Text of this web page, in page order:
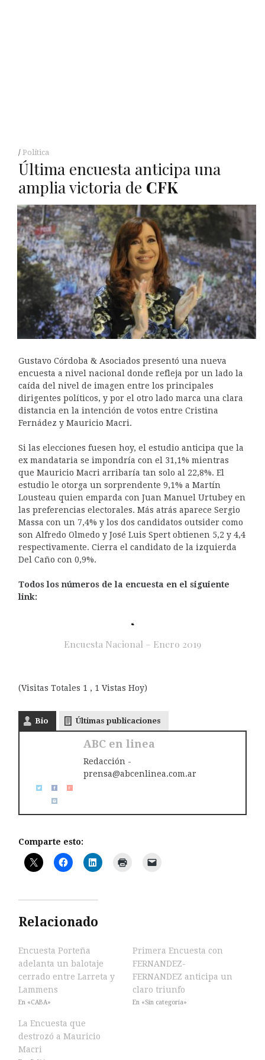
Política
Última encuesta anticipa una
amplia victoria de CFK
Gustavo Córdoba & Asociados presentó una nueva
encuesta a nivel nacional donde refleja por un lado la
caída del nivel de imagen entre los principales
dirigentes políticos, y por el otro lado marca una clara
distancia en la intención de votos entre Cristina
Fernádez y Mauricio Macri.
Si las elecciones fuesen hoy, el estudio anticipa que la
ex mandataria se impondría con el 31,1% mientras
que Mauricio Macri arribaría tan solo al 22,8%. El
estudio le otorga un sorprendente 9,1% a Martín
Lousteau quien emparda con Juan Manuel Urtubey en
las preferencias electorales. Más atrás aparece Sergio
Massa con un 7,4% y los dos candidatos outsider como
son Alfredo Olmedo y José Luis Spert obtienen 5,2 y 4,4
respectivamente. Cierra el candidato de la izquierda
Del Caño con 0,9%.
Todos los números de la encuesta en el siguiente
link:
Encuesta Nacional – Enero 2019
(Visitas Totales 1 , 1 Vistas Hoy)
Bio Últimas publicaciones
ABC en linea
Redacción -
prensa@abcenlinea.com.ar
Comparte esto:
Relacionado
Encuesta Porteña
adelanta un balotaje
cerrado entre Larreta y
Lammens
En «CABA»
Primera Encuesta con
FERNANDEZ-
FERNANDEZ anticipa un
claro triunfo
En «Sin categoría»
La Encuesta que
destrozó a Mauricio
Macri